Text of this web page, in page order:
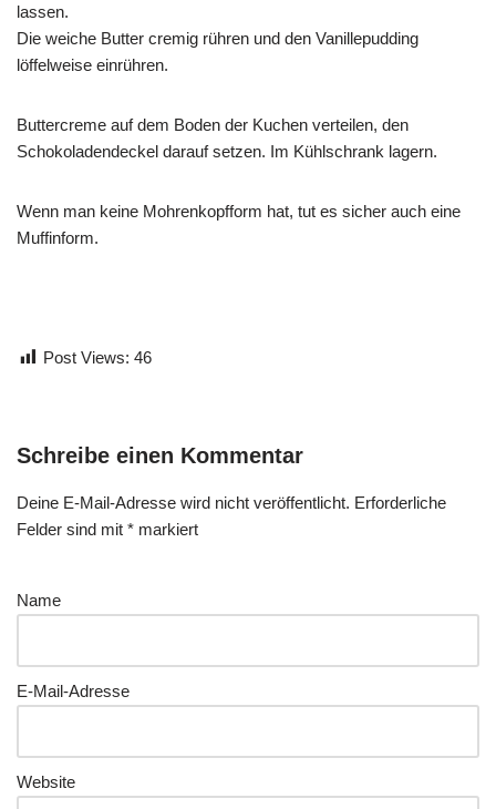
lassen.
Die weiche Butter cremig rühren und den Vanillepudding
löffelweise einrühren.
Buttercreme auf dem Boden der Kuchen verteilen, den
Schokoladendeckel darauf setzen. Im Kühlschrank lagern.
Wenn man keine Mohrenkopfform hat, tut es sicher auch eine
Muffinform.
Post Views: 46
Schreibe einen Kommentar
Deine E-Mail-Adresse wird nicht veröffentlicht. Erforderliche
Felder sind mit * markiert
Name
E-Mail-Adresse
Website